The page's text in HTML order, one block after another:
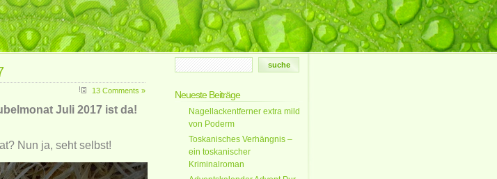
13 Comments »
Juli 2017 ist da!
Nun ja, seht selbst!
Neueste Beiträge
Nagellackentferner extra mild
von Poderm
Toskanisches Verhängnis –
ein toskanischer
Kriminalroman